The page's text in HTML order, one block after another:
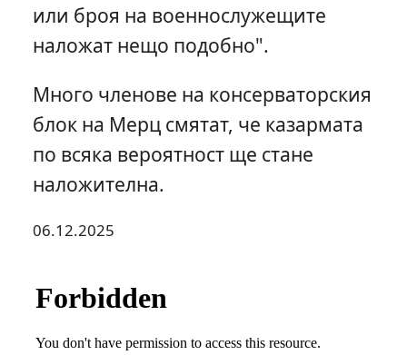
или броя на военнослужещите
наложат нещо подобно".
Много членове на консерваторския
блок на Мерц смятат, че казармата
по всяка вероятност ще стане
наложителна.
06.12.2025